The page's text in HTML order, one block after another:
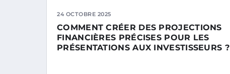
24 OCTOBRE 2025
COMMENT CRÉER DES PROJECTIONS
FINANCIÈRES PRÉCISES POUR LES
PRÉSENTATIONS AUX INVESTISSEURS ?